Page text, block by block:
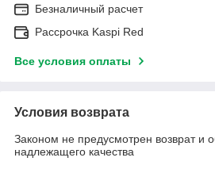
Безналичный расчет
Рассрочка Kaspi Red
Все условия оплаты
Условия возврата
Законом не предусмотрен возврат и
надлежащего качества